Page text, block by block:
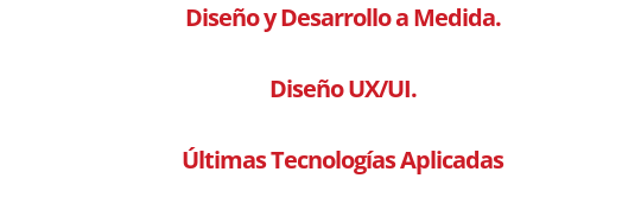
Diseño y Desarrollo a Medida.
Diseño UX/UI.
Últimas Tecnologías Aplicadas